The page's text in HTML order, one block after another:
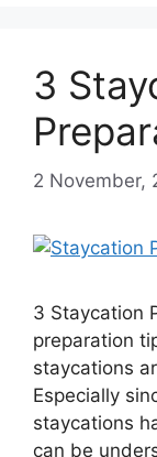
3
2 November,
3 Staycation
preparation
staycations
Especially
staycations
can be